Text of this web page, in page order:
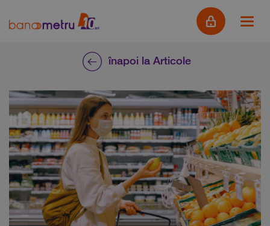
înapoi la Articole